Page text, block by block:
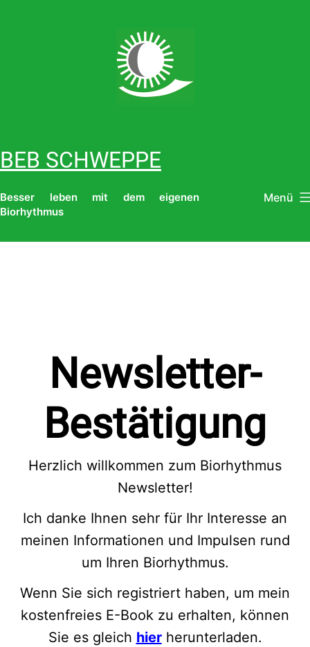
BEB SCHWEPPE
Besser leben mit dem eigenen
Biorhythmus
Menü
Newsletter-
Bestätigung
Herzlich willkommen zum Biorhythmus
Newsletter!
Ich danke Ihnen sehr für Ihr Interesse an
meinen Informationen und Impulsen rund
um Ihren Biorhythmus.
Wenn Sie sich registriert haben, um mein
kostenfreies E-Book zu erhalten, können
Sie es gleich hierherunterladen.